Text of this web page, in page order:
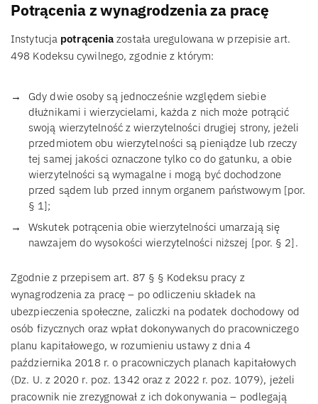
Potrącenia z wynagrodzenia za pracę
Instytucja potrąceniazostała uregulowana w przepisie art.
498 Kodeksu cywilnego, zgodnie z którym:
Gdy dwie osoby są jednocześnie względem siebie
dłużnikami i wierzycielami, każda z nich może potrącić
swoją wierzytelność z wierzytelności drugiej strony, jeżeli
przedmiotem obu wierzytelności są pieniądze lub rzeczy
tej samej jakości oznaczone tylko co do gatunku, a obie
wierzytelności są wymagalne i mogą być dochodzone
przed sądem lub przed innym organem państwowym [por.
§ 1];
Wskutek potrącenia obie wierzytelności umarzają się
nawzajem do wysokości wierzytelności niższej [por. § 2].
Zgodnie z przepisem art. 87 § § Kodeksu pracy z
wynagrodzenia za pracę – po odliczeniu składek na
ubezpieczenia społeczne, zaliczki na podatek dochodowy od
osób fizycznych oraz wpłat dokonywanych do pracowniczego
planu kapitałowego, w rozumieniu ustawy z dnia 4
października 2018 r. o pracowniczych planach kapitałowych
(Dz. U. z 2020 r. poz. 1342 oraz z 2022 r. poz. 1079), jeżeli
pracownik nie zrezygnował z ich dokonywania – podlegają